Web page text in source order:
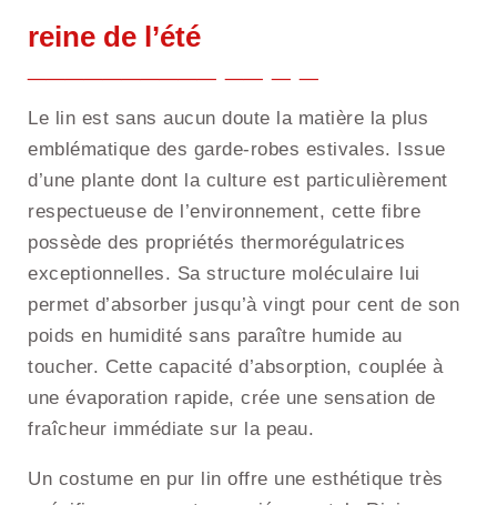
reine de l’été
Le lin est sans aucun doute la matière la plus
emblématique des garde-robes estivales. Issue
d’une plante dont la culture est particulièrement
respectueuse de l’environnement, cette fibre
possède des propriétés thermorégulatrices
exceptionnelles. Sa structure moléculaire lui
permet d’absorber jusqu’à vingt pour cent de son
poids en humidité sans paraître humide au
toucher. Cette capacité d’absorption, couplée à
une évaporation rapide, crée une sensation de
fraîcheur immédiate sur la peau.
Un costume en pur lin offre une esthétique très